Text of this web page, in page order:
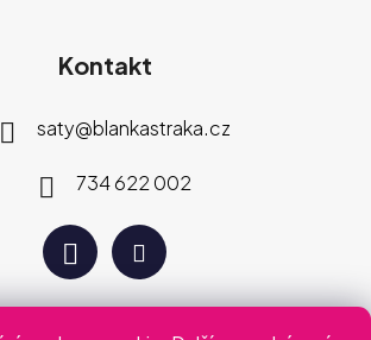
Kontakt
saty@blankastraka.cz
734 622 002